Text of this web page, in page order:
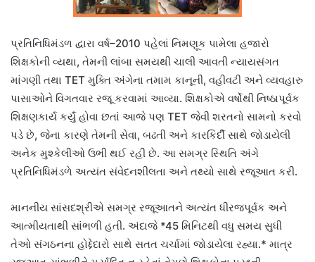
પ્રતિનિધિમંડળ દ્વારા વર્ષ–2010 પહેલાં નિમણૂક પામેલા હજારો
શિક્ષકોની વ્યથા, તેમની લાંબા સમયથી ચાલી આવતી ન્યાયસંગત
માંગણી તથા TET મુક્તિ અંગેના તમામ કાનૂની, વહીવટી અને વ્યવહારુ
પાસાઓને વિગતવાર રજૂ કરવામાં આવ્યા. શિક્ષકોએ વર્ષોથી નિષ્ઠાપૂર્વક
શિક્ષણકાર્ય કર્યું હોવા છતાં આજે પણ TET જેવી શરતનો સામનો કરવો
પડે છે, જેના કારણે તેમની સેવા, બઢતી અને કારકિર્દી સાથે જોડાયેલી
અનેક મુશ્કેલીઓ ઉભી થઈ રહી છે. આ સમગ્ર સ્થિતિ અંગે
પ્રતિનિધિમંડળે અત્યંત સંવેદનશીલતા અને તથ્યો સાથે રજૂઆત કરી.
માનનીય સાંસદશ્રીએ સમગ્ર રજૂઆતને અત્યંત ધીરજપૂર્વક અને
આત્મીયતાથી સાંભળી હતી. અંદાજે *45 મિનિટથી વધુ સમય સુધી
તેઓ સંગઠનના હોદ્દેદારો સાથે સતત ચર્ચામાં જોડાયેલા રહ્યા.* માત્ર